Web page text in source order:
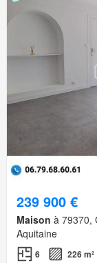
239 900 €
Maison à 79370,
Aquitaine
6 226 m²